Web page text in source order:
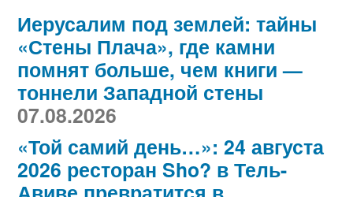
Иерусалим под землей: тайны
«Стены Плача», где камни
помнят больше, чем книги —
тоннели Западной стены
07.08.2026
«Той самий день…»: 24 августа
2026 ресторан Sho? в Тель-